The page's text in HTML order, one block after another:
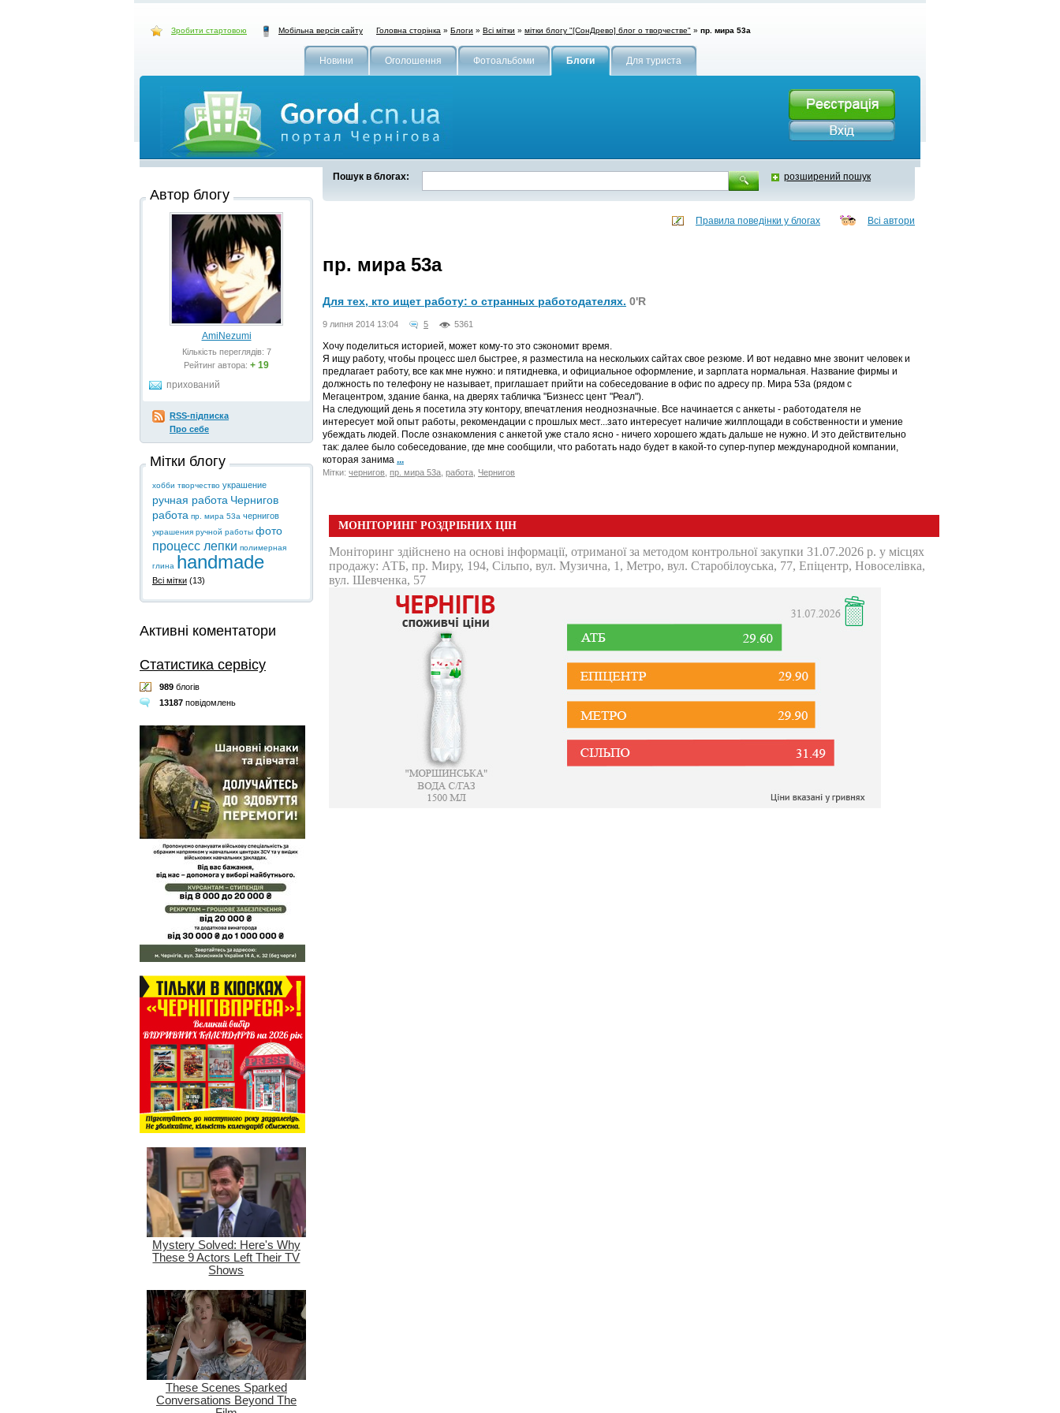
Зробити стартовою Мобільна версія сайту Головна сторінка » Блоги » Всі мітки » мітки блогу "[СонДрево] блог о творчестве" » пр. мира 53а
Новини Оголошення Фотоальбоми Блоги Для туриста
Пошук в блогах: розширений пошук
Правила поведінки у блогах Всі автори
пр. мира 53а
Для тех, кто ищет работу: о странных работодателях. 0'R
9 липня 2014 13:04 5 5361
Хочу поделиться историей, может кому-то это сэкономит время.
Я ищу работу, чтобы процесс шел быстрее, я разместила на нескольких сайтах свое резюме. И вот недавно мне звонит человек и
предлагает работу, все как мне нужно: и пятидневка, и официальное оформление, и зарплата нормальная. Название фирмы и
должность по телефону не называет, приглашает прийти на собеседование в офис по адресу пр. Мира 53а (рядом с
Мегацентром, здание банка, на дверях табличка "Бизнесс цент "Реал").
На следующий день я посетила эту контору, впечатления неоднозначные. Все начинается с анкеты - работодателя не
интересует мой опыт работы, рекомендации с прошлых мест...зато интересует наличие жилплощади в собственности и умение
убеждать людей. После ознакомления с анкетой уже стало ясно - ничего хорошего ждать дальше не нужно. И это действительно
так: далее было собеседование, где мне сообщили, что работать надо будет в какой-то супер-пупер международной компании,
которая занима ...
Мітки: чернигов пр. мира 53а работа Чернигов
Автор блогу
AmiNezumi
Кількість переглядів: 7
Рейтинг автора: + 19
прихований
RSS-підписка
Про себе
Мітки блогу
хобби творчество украшение
ручная работа Чернигов
работа пр. мира 53а чернигов
украшения ручной работы фото
процесс лепки полимерная
глина handmade
Всі мітки (13)
Активні коментатори
Статистика сервісу
989 блогів
13187 повідомлень